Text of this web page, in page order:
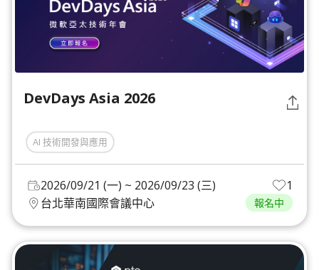
DevDays Asia 2026
AI 技術開發與應用
2026/09/21 (一) ~ 2026/09/23 (三)
1
台北華南國際會議中心
報名中